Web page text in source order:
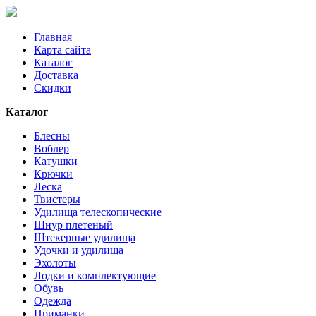
Главная
Карта сайта
Каталог
Доставка
Скидки
Каталог
Блесны
Воблер
Катушки
Крючки
Леска
Твистеры
Удилища телескопические
Шнур плетеный
Штекерные удилища
Удочки и удилища
Эхолоты
Лодки и комплектующие
Обувь
Одежда
Приманки